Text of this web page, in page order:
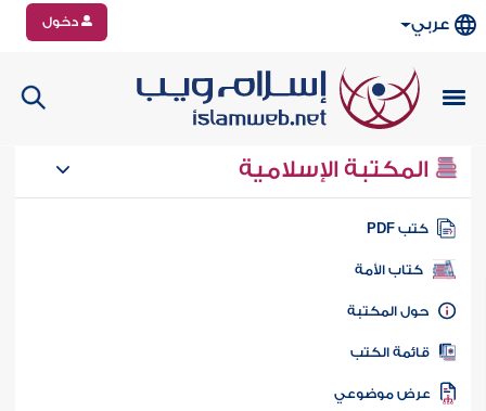
عربي دخول
المكتبة الإسلامية
كتب PDF
كتاب الأمة
المكتبة
الكتب